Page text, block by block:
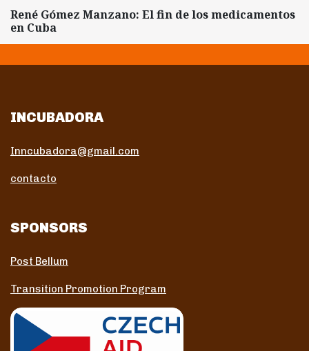
René Gómez Manzano: El fin de los medicamentos
en Cuba
INCUBADORA
Inncubadora@gmail.com
contacto
SPONSORS
Post Bellum
Transition Promotion Program